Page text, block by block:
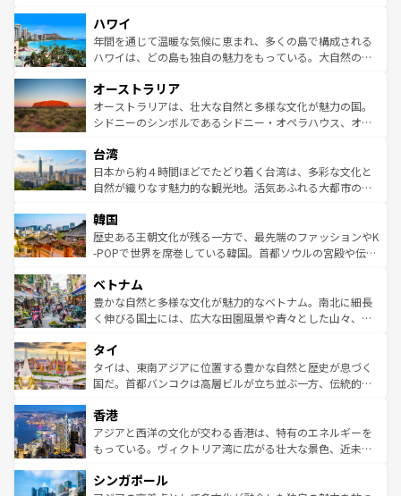
ば市内交通費無料で観光を楽しむこともできる。 なお、新
着のスイス情報はコンテンツ一覧 を参照してほしい。
のような巨大都市は、観光、ショッピング、エンターテイ
ンメントが詰まった刺激的なスポットだ。一方、アメリカ
西部には大自然が広がり、グランドキャニオンやイエロー
部のニューオーリンズでは、音楽と美食が融合した独特の
文化が魅力。旅行者はアメリカの各地域で異なる魅力を楽
しみながら、その多様性と豊かな歴史を感じることができ
ならではの贅沢な旅のスタイルだ。 なお、新着のアメリカ
情報はコンテンツ一覧を参照してほしい。
ハワイ
年間を通じて温暖な気候に恵まれ、多くの島で構成される
ハワイは、どの島も独自の魅力をもっている。大自然の神
ワイ島は見逃せない。また、定番の観光地といえばオアフ
島だが、静かな自然を求めるならマウイ島やカウアイ島が
おすすめ。エメラルドグリーンに輝く海をはじめ、豊かな
れるおもてなしの心で訪れる人々を迎えてくれるハワイの
人々、おいしいローカルフードやハワイアンミュージッ
ク、伝統的なフラダンスなど、すべてがハワイの魅力を彩
ワイを、存分に味わってほしい。 なお、新着のハワイ情報
はコンテンツ一覧を参照してほしい。
オーストラリア
オーストラリアは、壮大な自然と多様な文化が魅力の国。
シドニーのシンボルであるシドニー・オペラハウス、オー
リアリーフや大陸中央部にそびえるウルル（エアーズロッ
ク）、タスマニアの美しい原生林やケアンズの熱帯雨林な
ど、見どころがたくさん。また、カフェやワイン、オージ
いる。アクティビティも充実しており、サーフィンやダイ
ビング、ハイキングなど、アウトドア好きにはたまらな
い。オーストラリアの多彩な魅力を存分に味わいつくそ
参照してほしい。
台湾
日本から約４時間ほどでたどり着く台湾は、多彩な文化と
自然が織りなす魅力的な観光地。活気あふれる大都市の台
ン）、静ひつな山岳地帯である台湾東部など、都市の喧騒
と山間の静けさが共存しており、訪れる人に新しい発見と
驚きをもたらしてくれる。また、奥深い台湾の食文化も魅
容にもいいと評判のスイーツなど、バラエティ豊かな料理
が味わえる。 なお、新着の台湾情報は コンテンツ一覧を参
照してほしい。
韓国
歴史ある王朝文化が残る一方で、最先端のファッションやK
-POPで世界を席巻している韓国。首都ソウルの宮殿や伝統
き、地方に足を延ばせば四季折々の自然美を楽しむことが
できる。そして、キムチや焼肉、絶品のストリートフード
まで、さまざまな韓国料理が待っている。夜には、韓国な
リティに包まれながら、韓国の多彩な魅力を心ゆくまで味
わってみてほしい。 なお、新着の韓国情報はコンテンツ一
覧を参照してほしい。
ベトナム
豊かな自然と多様な文化が魅力的なベトナム。南北に細長
く伸びる国土には、広大な田園風景や青々とした山々、世
急速な発展と共に伝統が息づく。ハノイの古い町並みやホ
ーチミン市のフランス統治時代の建物も、独特の雰囲気を
醸し出している。また、バラエティの豊かさとおいしさで
とつ。フォーやバインミー、ベトナムコーヒーなどは、ぜ
ひ現地で味わいたい。どの地域を訪れてもあたたかい人々
が旅行者を迎えてくれるので、きっと忘れられない旅にな
参照してほしい。
タイ
タイは、東南アジアに位置する豊かな自然と歴史が息づく
国だ。首都バンコクは高層ビルが立ち並ぶ一方、伝統的な
の活気が交差している。北部ではチェンマイなどの山岳地
帯で自然と触れ合い、南部ではプーケットやクラビの美し
いビーチでリゾート気分を楽しむことができる。タイ料理
激する。気候は一年中温暖で、どの季節にも異なる楽しみ
香港
アジアと西洋の文化が交わる香港は、特有のエネルギーを
もっている。ヴィクトリア湾に広がる壮大な景色、近未来
み、どこを訪れても感動するはず。観光スポットが密集し
シンガポール